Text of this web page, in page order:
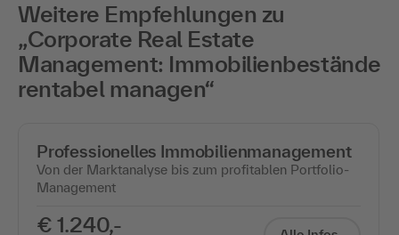
Weitere Empfehlungen zu
„Corporate Real Estate
Management: Immobilienbestände
rentabel managen“
Professionelles Immobilienmanagement
Von der Marktanalyse bis zum profitablen Portfolio-
Management
€ 1.240,-